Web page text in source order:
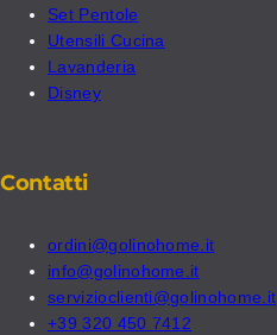
Set Pentole
Utensili Cucina
Lavanderia
Disney
Contatti
ordini@golinohome.it
info@golinohome.it
servizioclienti@golinohome.it
+39 320 450 7412